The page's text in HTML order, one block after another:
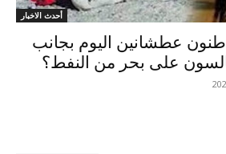
أحدث الاخبار
عطشانين اليوم بجانب
على بحر من النفط؟